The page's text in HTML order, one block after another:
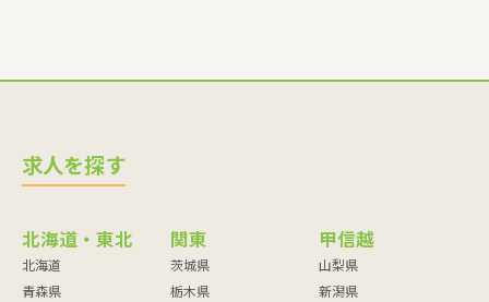
求人を探す
北海道・東北
北海道
青森県
関東
茨城県
栃木県
甲信越
山梨県
新潟県